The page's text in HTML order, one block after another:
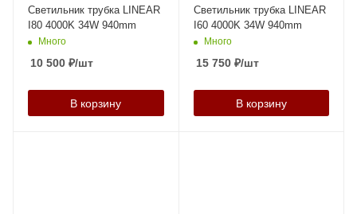
Светильник трубка LINEAR
I80 4000K 34W 940mm
Много
10 500 ₽/шт
В корзину
Светильник трубка LINEAR
I60 4000K 34W 940mm
Много
15 750₽/шт
В корзину